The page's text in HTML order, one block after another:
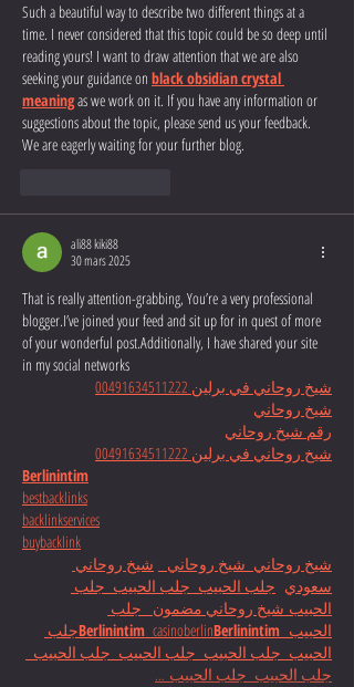
Such a beautiful way to describe two different things at a
time. I never considered that this topic could be so deep until
reading yours! I want to draw attention that we are also
seeking your guidance on black obsidian crystal
meaning as we work on it. If you have any information or
suggestions about the topic, please send us your feedback.
We are eagerly waiting for your further blog.
ali88 kiki88
30 mars 2025
That is really attention-grabbing, You’re a very professional
blogger.I’ve joined your feed and sit up for in quest of more
of your wonderful post.Additionally, I have shared your site
in my social networks
شيخ روحاني في برلين 00491634511222
شيخ روحاني
رقم شيخ روحاني
شيخ روحاني في برلين 00491634511222
Berlinintim
bestbacklinks
backlinkservices
buybacklink
شيخ روحاني شيخ روحاني
شيخ روحاني
سعودي جلب الحبيب جلب الحبيب جلب
الحبيب شيخ روحاني مضمون
جلب
الحبيب
Berlinintim casinoberlinBerlinintim
جلب
الحبيب جلب الحبيب جلب الحبيب جلب الحبيب
جلب الحبيب جلب الحبيب …